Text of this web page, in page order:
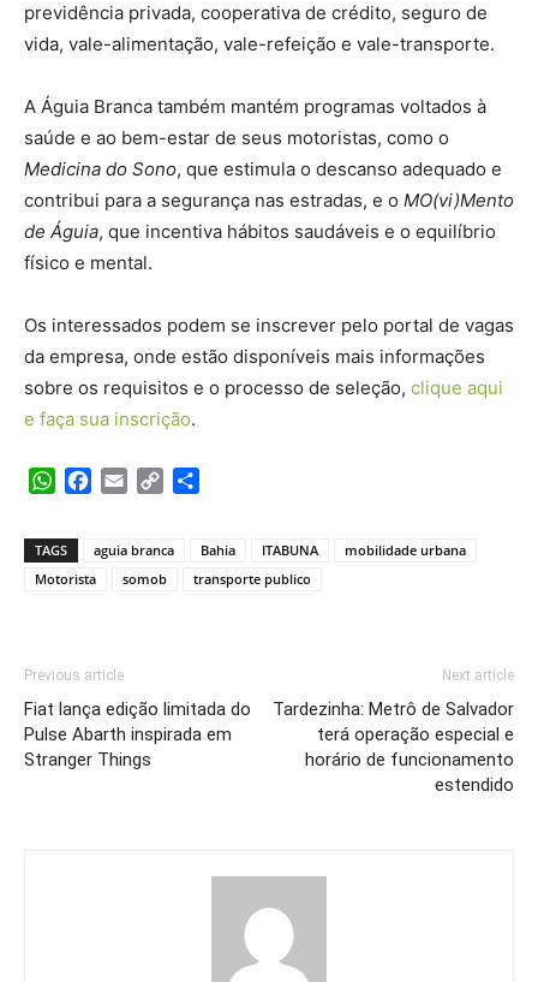
previdência privada, cooperativa de crédito, seguro de
vida, vale-alimentação, vale-refeição e vale-transporte.
A Águia Branca também mantém programas voltados à
saúde e ao bem-estar de seus motoristas, como o
Medicina do Sono, que estimula o descanso adequado e
contribui para a segurança nas estradas, e o MO(vi)Mento
de Águia, que incentiva hábitos saudáveis e o equilíbrio
físico e mental.
Os interessados podem se inscrever pelo portal de vagas
da empresa, onde estão disponíveis mais informações
sobre os requisitos e o processo de seleção, clique aqui
e faça sua inscrição.
WhatsApp
Facebook
Email Copy
TAGS aguia branca Bahia ITABUNA
mobilidade urbana
Motorista
somob transporte publico
Previous article
Fiat lança edição limitada do
Pulse Abarth inspirada em
Stranger Things
Next article
Tardezinha: Metrô de Salvador
terá operação especial e
horário de funcionamento
estendido